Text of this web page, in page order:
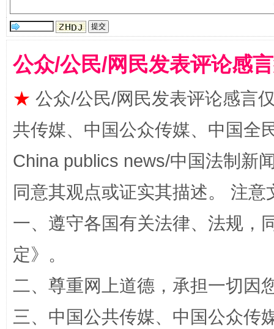
阿坝州三大球赛在茂县开幕 规模
公众/公民/网民发表评论感
★ 公众/公民/网民发表评论感言
共传媒、中国公众传媒、中国全
China publics news/中国法制新
同意其观点或证实其描述。 注
一、遵守各国有关法律、法规，
定》。
二、尊重网上道德，承担一切因
三、中国公共传媒、中国公众传